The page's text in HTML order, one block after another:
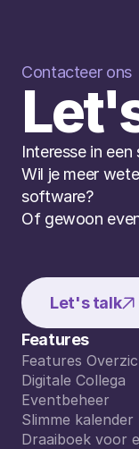
Contacteer ons
Interesse in
Wil je meer
software?
Of gewoon
Let's talk
Features
Features
Features
Digitale Collega
Digitale Collega
Eventbeheer
Eventbeheer
Slimme kalender
Slimme kalender
Draaiboek voor